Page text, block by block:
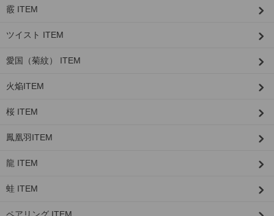
霰 ITEM
ツイスト ITEM
愛国（菊紋） ITEM
火焔ITEM
桜 ITEM
鳳凰羽ITEM
龍 ITEM
蛙 ITEM
ペアリング ITEM